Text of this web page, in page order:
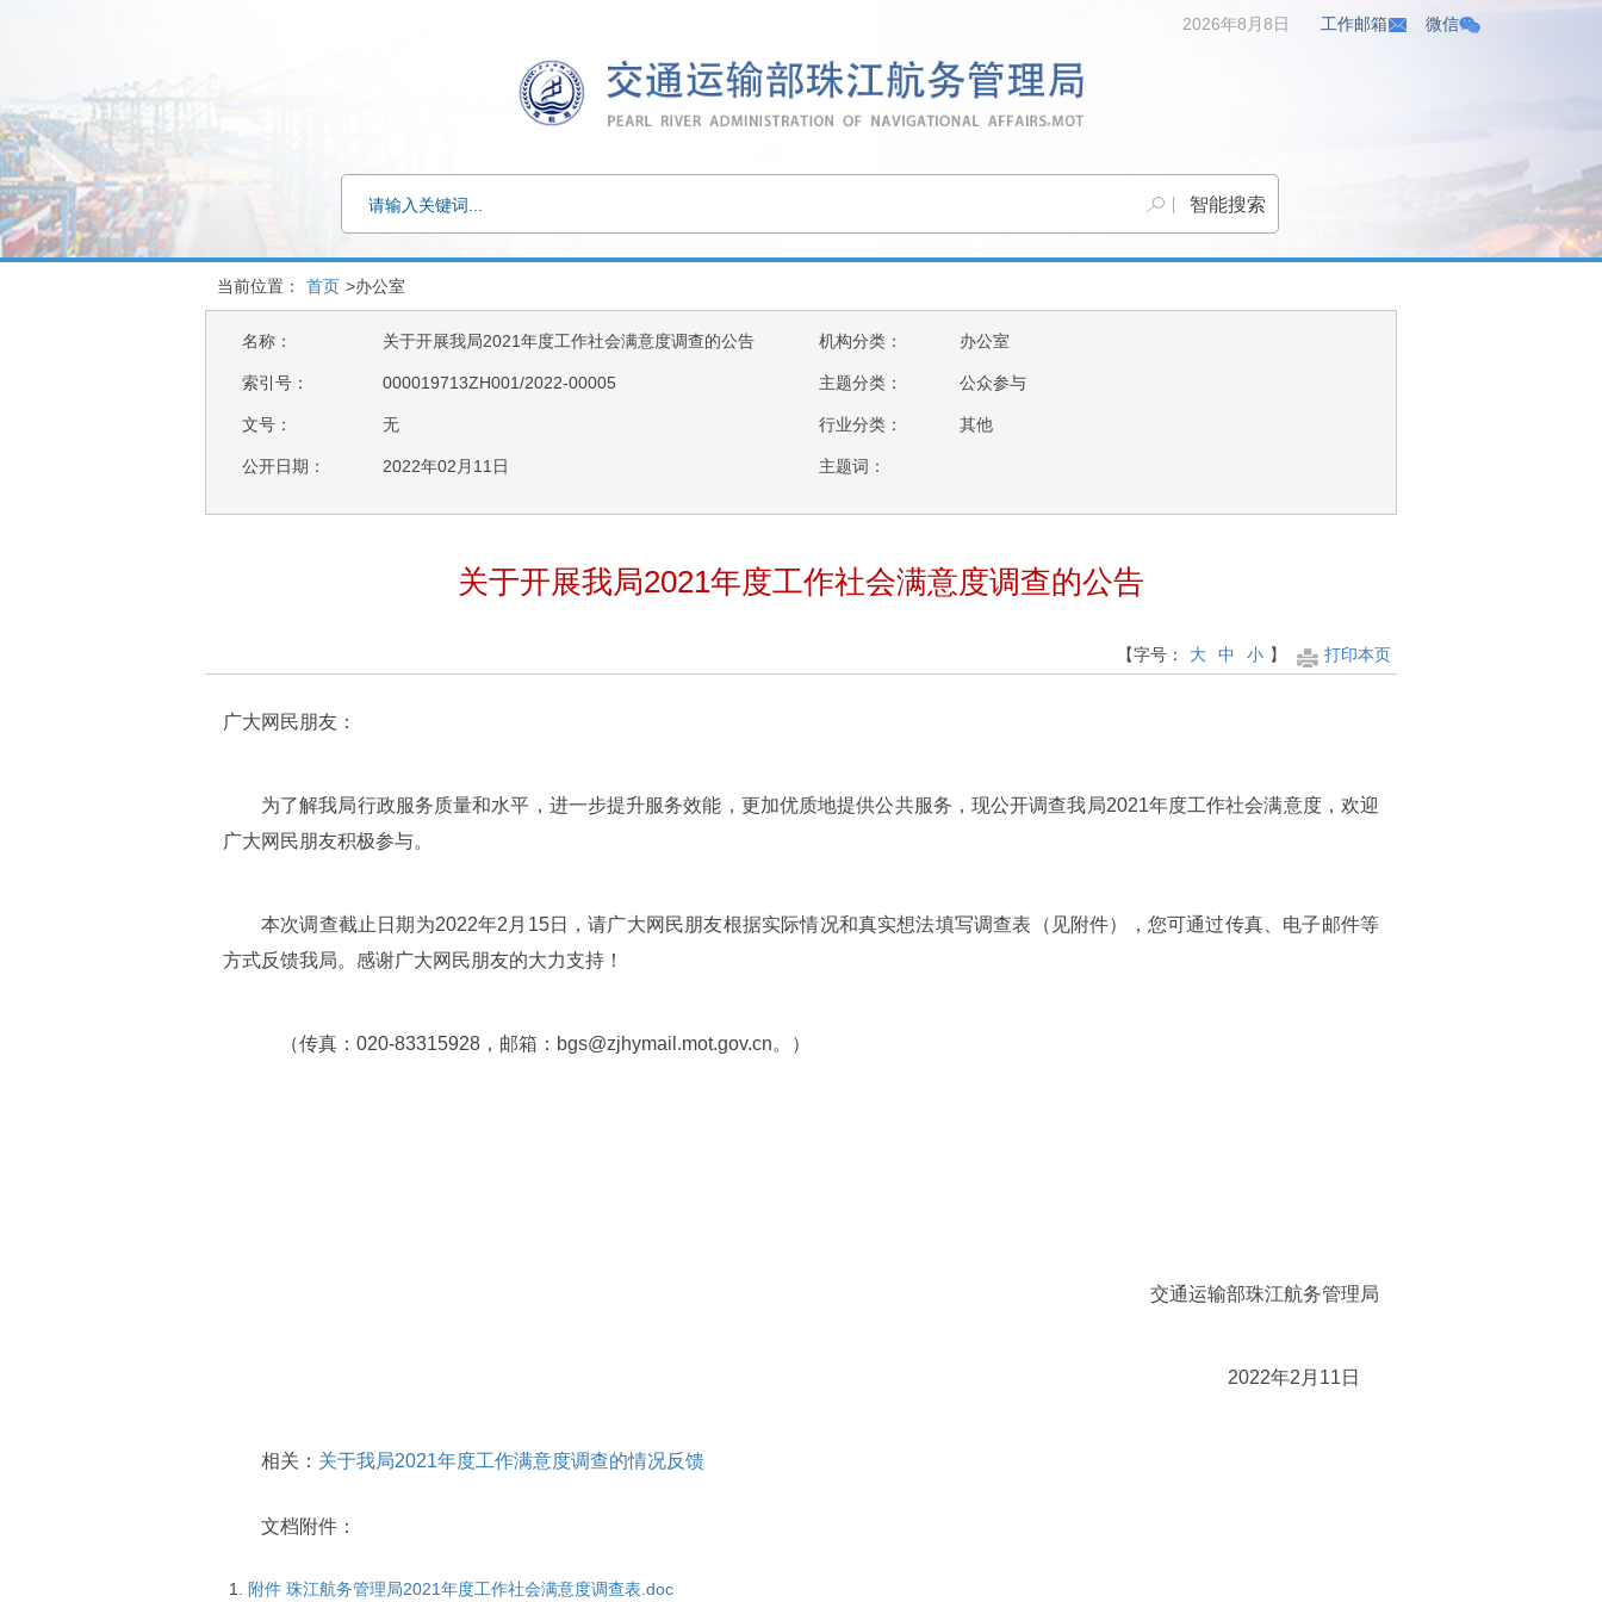
2026年8月8日 工作邮箱 微信
当前位置： 首页 >办公室
名称： 关于开展我局2021年度工作社会满意度调查的公告
索引号： 000019713ZH001/2022-00005
文号： 无
公开日期： 2022年02月11日
机构分类： 办公室
主题分类： 公众参与
行业分类： 其他
主题词：
关于开展我局2021年度工作社会满意度调查的公告
【字号： 大 中 小 】 打印本页
广大网民朋友：
为了解我局行政服务质量和水平，进一步提升服务效能，更加优质地提供公共服务，现公开调查我局2021年度工作社会满意度，欢迎
广大网民朋友积极参与。
本次调查截止日期为2022年2月15日，请广大网民朋友根据实际情况和真实想法填写调查表（见附件），您可通过传真、电子邮件等
方式反馈我局。感谢广大网民朋友的大力支持！
（传真：020-83315928，邮箱：bgs@zjhymail.mot.gov.cn。）
交通运输部珠江航务管理局
2022年2月11日
相关： 关于我局2021年度工作满意度调查的情况反馈
文档附件：
附件 珠江航务管理局2021年度工作社会满意度调查表.doc